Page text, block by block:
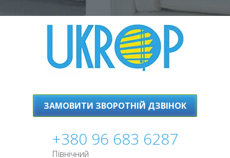
ЗАМОВИТИ ЗВОРОТНІЙ ДЗВІНОК
+380 96 683 6287
Північний